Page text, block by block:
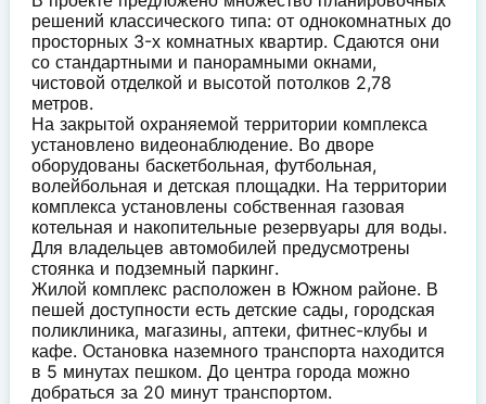
решений классического типа: от однокомнатных до
просторных 3-х комнатных квартир. Сдаются они
со стандартными и панорамными окнами,
чистовой отделкой и высотой потолков 2,78
метров.
На закрытой охраняемой территории комплекса
установлено видеонаблюдение. Во дворе
оборудованы баскетбольная, футбольная,
волейбольная и детская площадки. На территории
комплекса установлены собственная газовая
котельная и накопительные резервуары для воды.
Для владельцев автомобилей предусмотрены
стоянка и подземный паркинг.
Жилой комплекс расположен в Южном районе. В
пешей доступности есть детские сады, городская
поликлиника, магазины, аптеки, фитнес-клубы и
кафе. Остановка наземного транспорта находится
в 5 минутах пешком. До центра города можно
добраться за 20 минут транспортом.